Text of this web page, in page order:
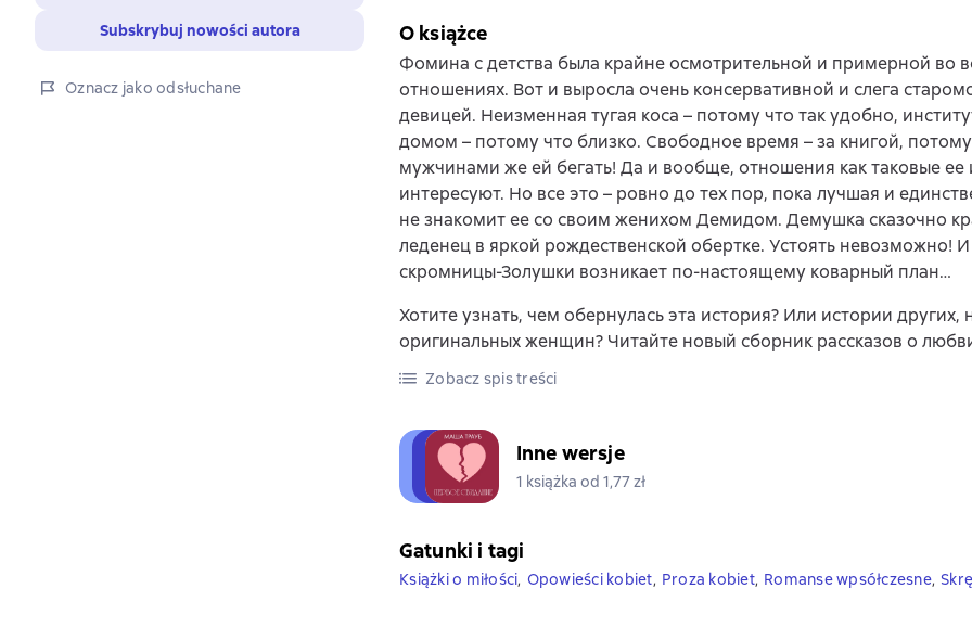
Subskrybuj nowości autora
Oznacz jako odsłuchane
O książce
Фомина с детства была крайне осмотрительной и примерной во
отношениях. Вот и выросла очень консервативной и слега
девицей. Неизменная тугая коса – потому что так удобно,
домом – потому что близко. Свободное время – за книгой, потому
мужчинами же ей бегать! Да и вообще, отношения как таковые ее
интересуют. Но все это – ровно до тех пор, пока лучшая и
не знакомит ее со своим женихом Демидом. Демушка сказочно
леденец в яркой рождественской обертке. Устоять невозможно! И
скромницы-Золушки возникает по-настоящему коварный план…
Хотите узнать, чем обернулась эта история? Или истории других,
оригинальных женщин? Читайте новый сборник рассказов о
Zobacz spis treści
Inne wersje
1 książka od 1,77 zł
Gatunki i tagi
Książki o miłości, Opowieści kobiet, Proza ​​kobiet, Romanse wpsółczesne,